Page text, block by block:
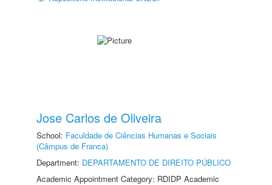
Jose Carlos de Oliveira
School: Faculdade de Ciências Humanas e Sociais
(Câmpus de Franca)
Department: DEPARTAMENTO DE DIREITO PÚBLICO
Academic Appointment Category: RDIDP Academic